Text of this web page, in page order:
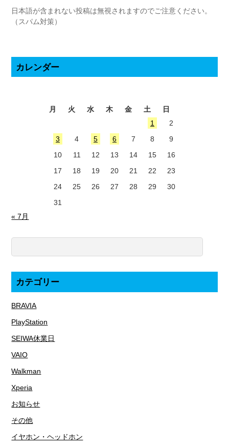
日本語が含まれない投稿は無視されますのでご注意ください。
（スパム対策）
カレンダー
月 火 水 木 金 土
日
1
2
3
4 5 6 7 8
9
10
11 12 13 14 15
16
17
18 19 20 21 22
23
24
25 26 27 28 29
30
31
« 7月
カテゴリー
BRAVIA
PlayStation
SEIWA休業日
VAIO
Walkman
Xperia
お知らせ
その他
イヤホン・ヘッドホン